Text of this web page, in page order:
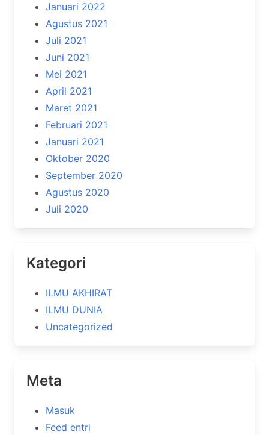
Januari 2022
Agustus 2021
Juli 2021
Juni 2021
Mei 2021
April 2021
Maret 2021
Februari 2021
Januari 2021
Oktober 2020
September 2020
Agustus 2020
Juli 2020
Kategori
ILMU AKHIRAT
ILMU DUNIA
Uncategorized
Meta
Masuk
Feed entri